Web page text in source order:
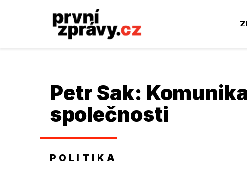
Petr Sak:
společnosti
POLITIKA